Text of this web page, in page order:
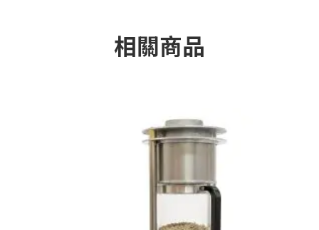
相關商品